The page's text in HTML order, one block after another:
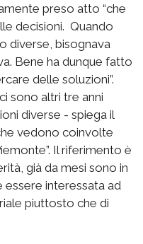
preso atto “che
decisioni. Quando
diverse, bisognava
Bene ha dunque fatto
delle soluzioni”.
sono altri tre anni
diverse - spiega il
vedono coinvolte
Il riferimento è
già da mesi sono in
interessata ad
piuttosto che di